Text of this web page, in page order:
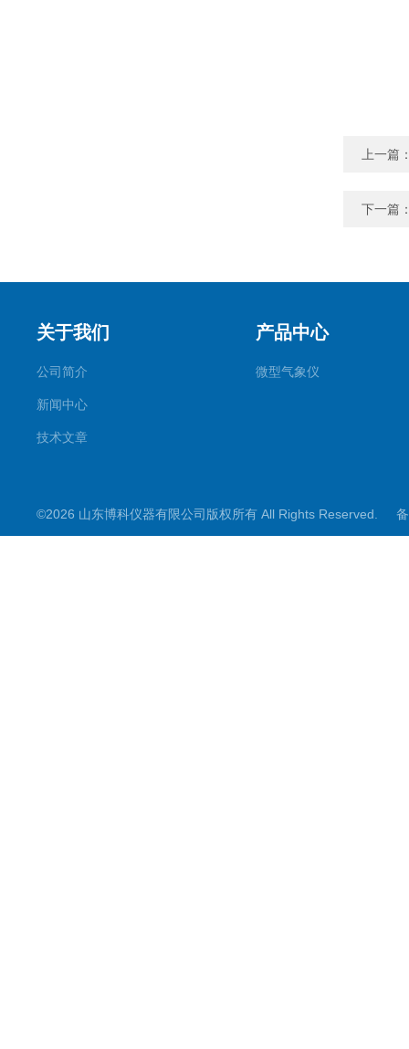
上一篇
下一篇
关于我们
公司简介
新闻中心
技术文章
产品中心
微型气象仪
©2026 山东博科仪器有限公司版权所有 All Rights Reserved.